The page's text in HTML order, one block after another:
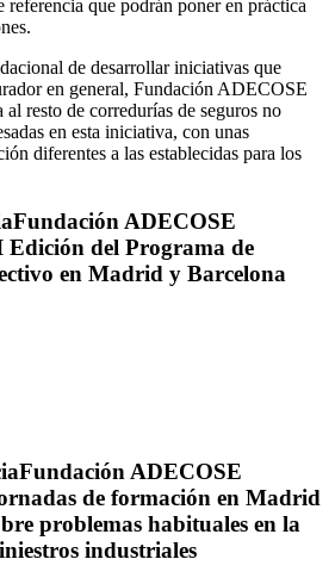
referencia que podrán poner en práctica
de desarrollar iniciativas que
en general, Fundación ADECOSE
resto de corredurías de seguros no
en esta iniciativa, con unas
diferentes a las establecidas para los
Fundación ADECOSE
del Programa de
en Madrid y Barcelona
Fundación ADECOSE
de formación en Madrid
problemas habituales en la
industriales